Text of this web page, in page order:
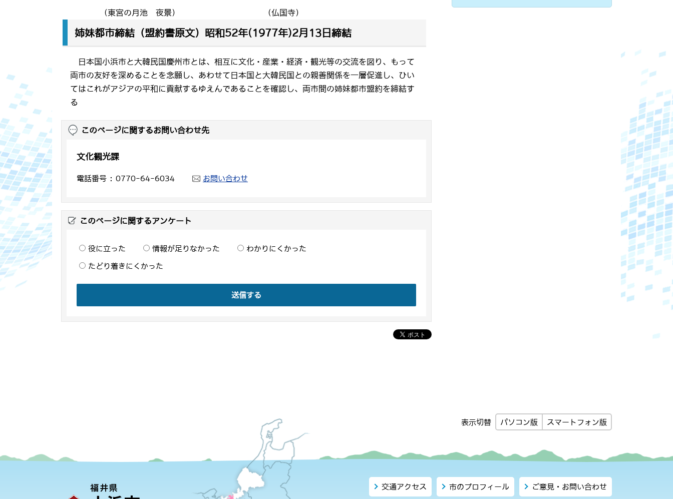
（東宮の月池 夜景） （仏国寺）
姉妹都市締結（盟約書原文）昭和52年(1977年)2月13日締結
日本国小浜市と大韓民国慶州市とは、相互に文化・産業・経済・観光等の交流を図り、もって
両市の友好を深めることを念願し、あわせて日本国と大韓民国との親善関係を一層促進し、ひい
てはこれがアジアの平和に貢献するゆえんであることを確認し、両市間の姉妹都市盟約を締結す
る
このページに関するお問い合わせ先
文化観光課
電話番号 0770-64-6034 お問い合わせ
このページに関するアンケート
役に立った 情報が足りなかった わかりにくかった
たどり着きにくかった
送信する
表示切替 パソコン版 スマートフォン版
交通アクセス 市のプロフィール ご意見・お問い合わせ